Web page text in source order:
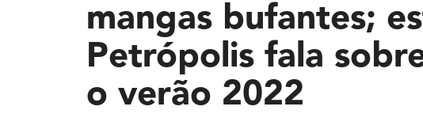
mangas bufantes;
Petrópolis fala
o verão 2022